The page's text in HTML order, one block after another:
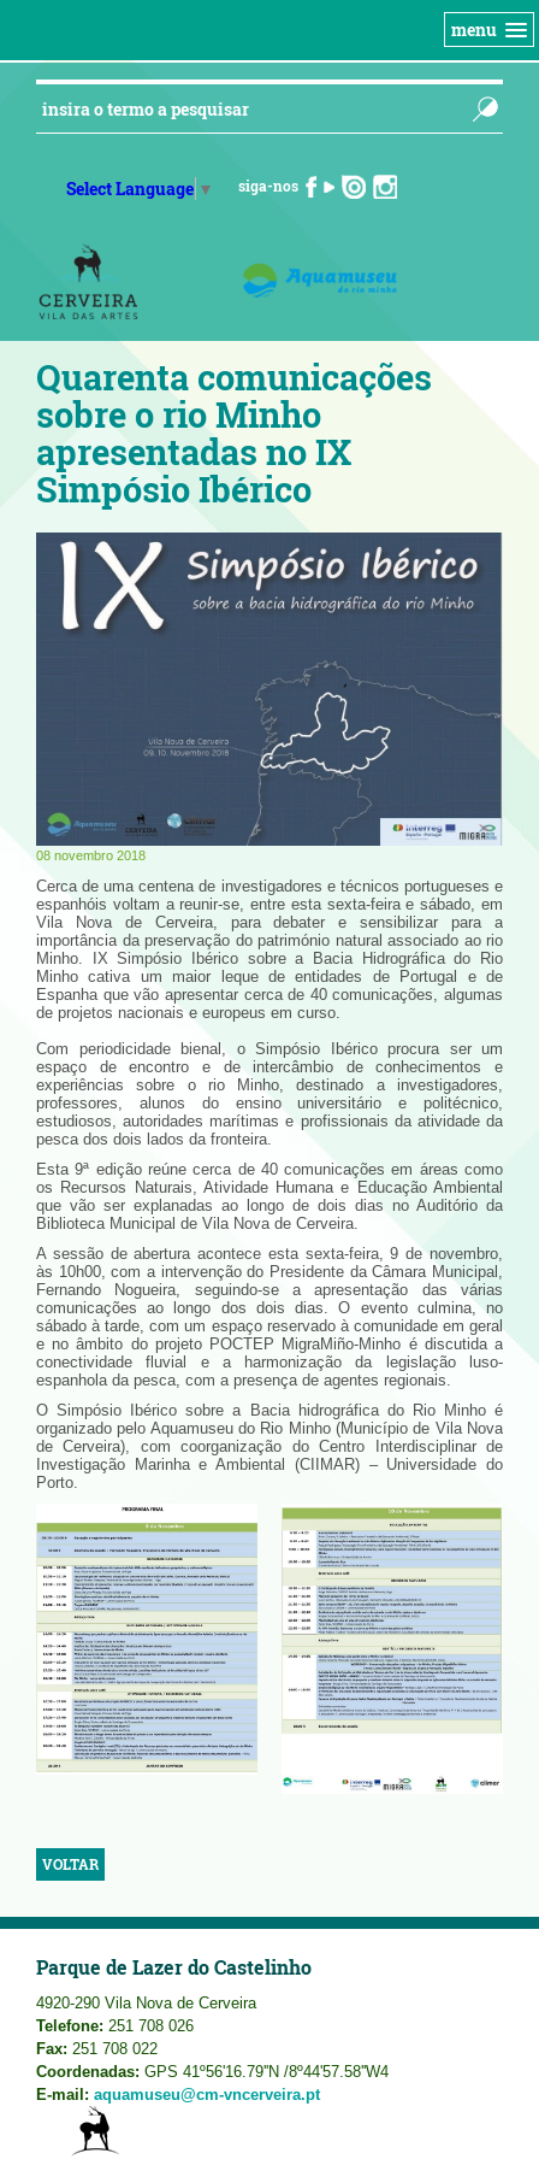
menu
Select Language ▼ siga-nos
Quarenta comunicações
sobre o rio Minho
apresentadas no IX
Simpósio Ibérico
08 novembro 2018
Cerca de uma centena de investigadores e técnicos portugueses e
espanhóis voltam a reunir-se, entre esta sexta-feira e sábado, em
Vila Nova de Cerveira, para debater e sensibilizar para a
importância da preservação do património natural associado ao rio
Minho. IX Simpósio Ibérico sobre a Bacia Hidrográfica do Rio
Minho cativa um maior leque de entidades de Portugal e de
Espanha que vão apresentar cerca de 40 comunicações, algumas
de projetos nacionais e europeus em curso.
Com periodicidade bienal, o Simpósio Ibérico procura ser um
espaço de encontro e de intercâmbio de conhecimentos e
experiências sobre o rio Minho, destinado a investigadores,
professores, alunos do ensino universitário e politécnico,
estudiosos, autoridades marítimas e profissionais da atividade da
pesca dos dois lados da fronteira.
Esta 9ª edição reúne cerca de 40 comunicações em áreas como
os Recursos Naturais, Atividade Humana e Educação Ambiental
que vão ser explanadas ao longo de dois dias no Auditório da
Biblioteca Municipal de Vila Nova de Cerveira.
A sessão de abertura acontece esta sexta-feira, 9 de novembro,
às 10h00, com a intervenção do Presidente da Câmara Municipal,
Fernando Nogueira, seguindo-se a apresentação das várias
comunicações ao longo dos dois dias. O evento culmina, no
sábado à tarde, com um espaço reservado à comunidade em geral
e no âmbito do projeto POCTEP MigraMiño-Minho é discutida a
conectividade fluvial e a harmonização da legislação luso-
espanhola da pesca, com a presença de agentes regionais.
O Simpósio Ibérico sobre a Bacia hidrográfica do Rio Minho é
organizado pelo Aquamuseu do Rio Minho (Município de Vila Nova
de Cerveira), com coorganização do Centro Interdisciplinar de
Investigação Marinha e Ambiental (CIIMAR) – Universidade do
Porto.
VOLTAR
Parque de Lazer do Castelinho
4920-290 Vila Nova de Cerveira
Telefone: 251 708 026
Fax: 251 708 022
Coordenadas: GPS 41º56'16.79''N /8º44'57.58''W4
E-mail: aquamuseu@cm-vncerveira.pt